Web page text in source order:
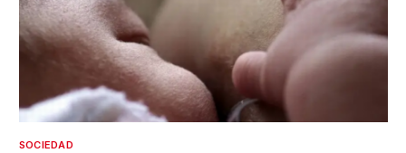
SOCIEDAD